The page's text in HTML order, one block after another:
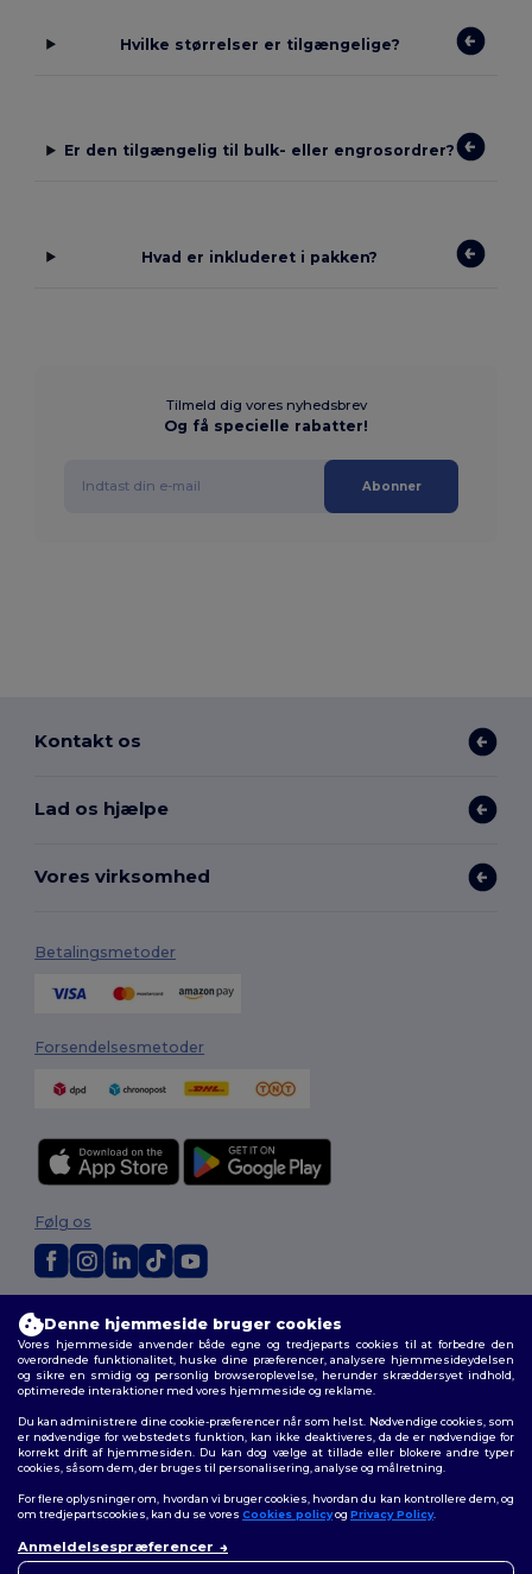
Hvilke størrelser er tilgængelige?
Er den tilgængelig til bulk- eller engrosordrer?
Hvad er inkluderet i pakken?
Tilmeld dig vores nyhedsbrev
Og få specielle rabatter!
Abonner
Kontakt os
Lad os hjælpe
Vores virksomhed
Betalingsmetoder
Forsendelsesmetoder
Vilkår og Betingelser
Tilpasset politik
cookies|Sitemap
Følg os
Denne hjemmeside bruger cookies
Vores hjemmeside anvender både egne og tredjeparts cookies til at forbedre den
overordnede funktionalitet, huske dine præferencer, analysere hjemmesideydelsen
og sikre en smidig og personlig browseroplevelse, herunder skræddersyet indhold,
optimerede interaktioner med vores hjemmeside og reklame.
Du kan administrere dine cookie-præferencer når som helst. Nødvendige cookies, som
er nødvendige for webstedets funktion, kan ikke deaktiveres, da de er nødvendige for
korrekt drift af hjemmesiden. Du kan dog vælge at tillade eller blokere andre typer
cookies, såsom dem, der bruges til personalisering, analyse og målretning.
For flere oplysninger om, hvordan vi bruger cookies, hvordan du kan kontrollere dem, og
om tredjepartscookies, kan du se vores Cookies policyog Privacy Policy.
Anmeldelsespræferencer